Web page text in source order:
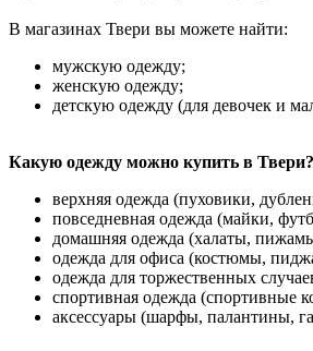
В магазинах Твери вы можете найти:
мужскую одежду;
женскую одежду;
детскую одежду (для девочек и
Какую одежду можно купить в Твери?
верхняя одежда (пуховики,
повседневная одежда (майки,
домашняя одежда (халаты,
одежда для офиса (костюмы,
одежда для торжественных
спортивная одежда (спортивные
аксессуары (шарфы, палантины,